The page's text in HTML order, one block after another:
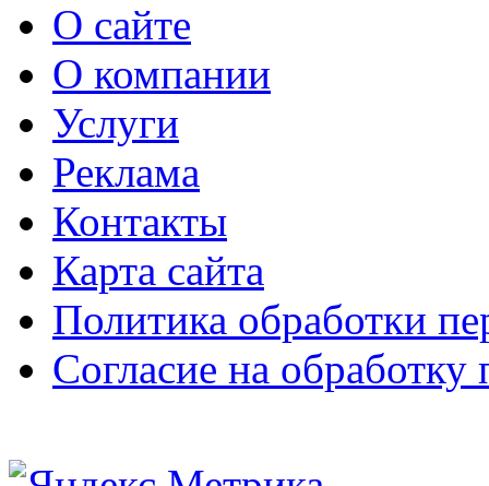
О сайте
О компании
Услуги
Реклама
Контакты
Карта сайта
Политика обработки
Согласие на